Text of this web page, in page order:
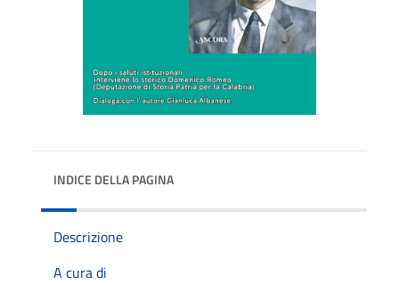
INDICE DELLA PAGINA
Descrizione
A cura di